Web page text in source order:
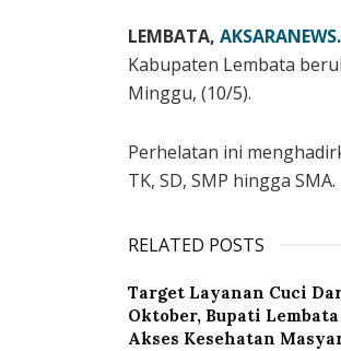
LEMBATA,
Kabupaten Lembata
Minggu, (10/5).
Perhelatan ini
TK, SD, SMP hingga SMA.
RELATED POSTS
Target Layanan Cuci
Oktober, Bupati
Akses Kesehatan